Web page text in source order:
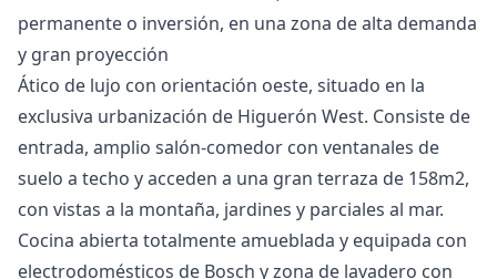
‌permanente o ‌inversión, en una ‌zona ‌de ‌alta ‌demanda
‌y ‌gran ‌proyección
Ático de lujo con orientación oeste, situado en la
exclusiva urbanización de Higuerón West. Consiste de
entrada, amplio salón-comedor con ventanales de
suelo a techo y acceden a una gran terraza de 158m2,
con vistas a la montaña, jardines y parciales al mar.
Cocina abierta totalmente amueblada y equipada con
electrodomésticos de Bosch y zona de lavadero con